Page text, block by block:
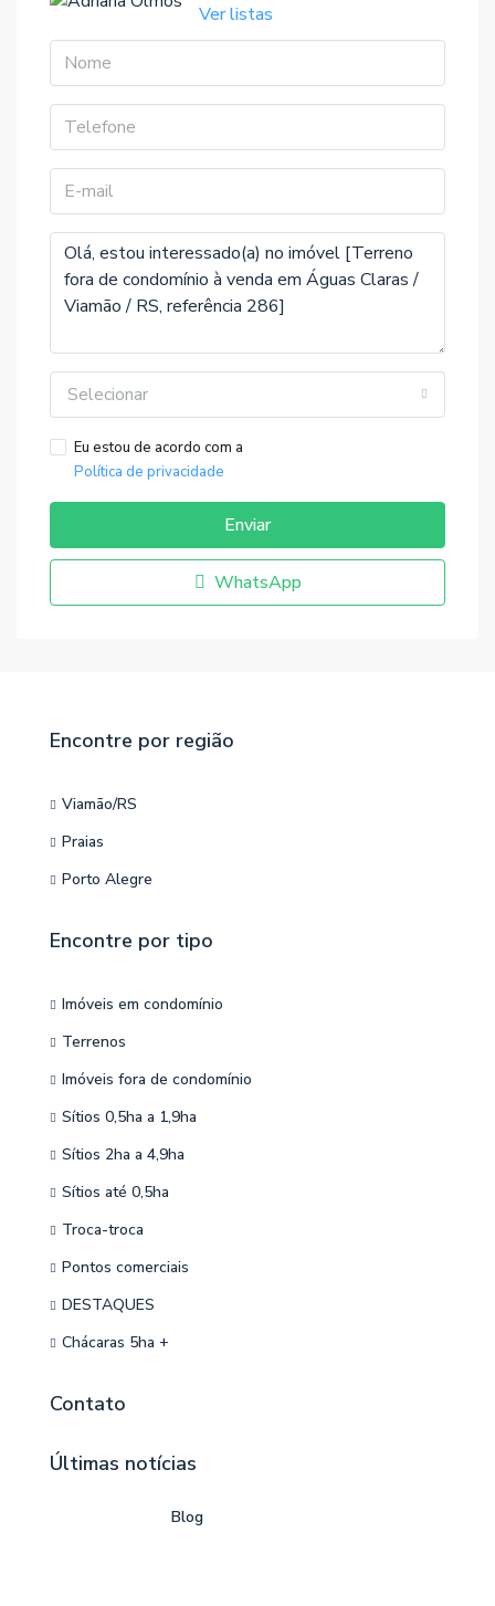
Ver listas
Selecionar
Eu estou de acordo com a
Política de privacidade
Enviar
WhatsApp
Encontre por região
Viamão/RS
Praias
Porto Alegre
Encontre por tipo
Imóveis em condomínio
Terrenos
Imóveis fora de condomínio
Sítios 0,5ha a 1,9ha
Sítios 2ha a 4,9ha
Sítios até 0,5ha
Troca-troca
Pontos comerciais
DESTAQUES
Chácaras 5ha +
Contato
Últimas notícias
Blog